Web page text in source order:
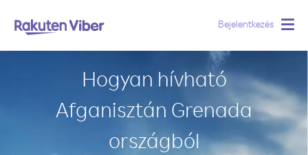
Bejelentkezés
Hogyan hívható
Afganisztán Grenada
országból